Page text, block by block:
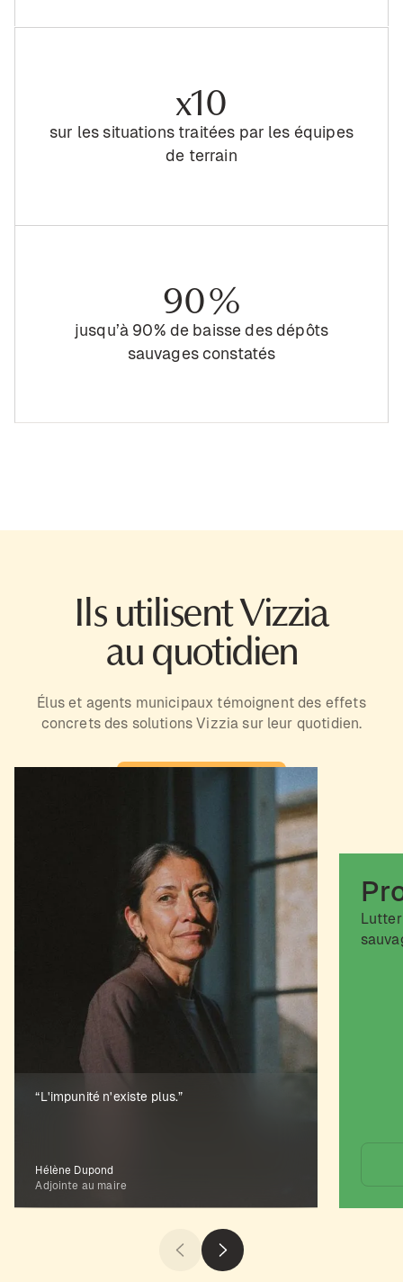
x10
sur les situations traitées par les équipes
de terrain
90 %
jusqu’à 90% de baisse des dépôts
sauvages constatés
Ils utilisent Vizzia
au quotidien
Élus et agents municipaux témoignent des effets
concrets des solutions Vizzia sur leur quotidien.
“L'impunité n'existe plus.”
Hélène Dupond
Adjointe au maire